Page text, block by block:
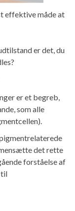
effektive måde at
er det, du
er et begreb,
som alle
det rette
forståelse af
til